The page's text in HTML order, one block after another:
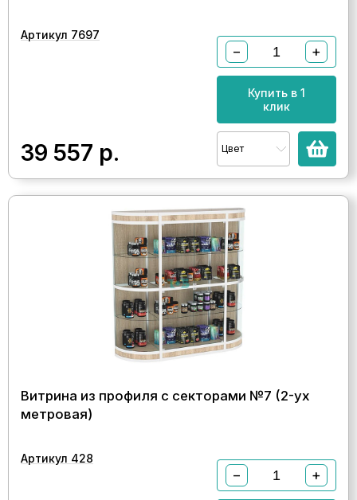
Артикул 7697
39 557 р.
− +
Купить в 1
клик
Цвет
Витрина из профиля с секторами №7 (2-ух
метровая)
Артикул 428
− +